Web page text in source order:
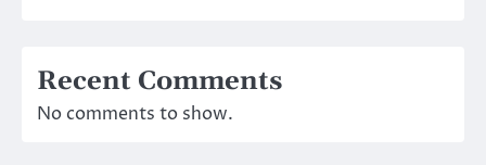
Recent Comments
No comments to show.